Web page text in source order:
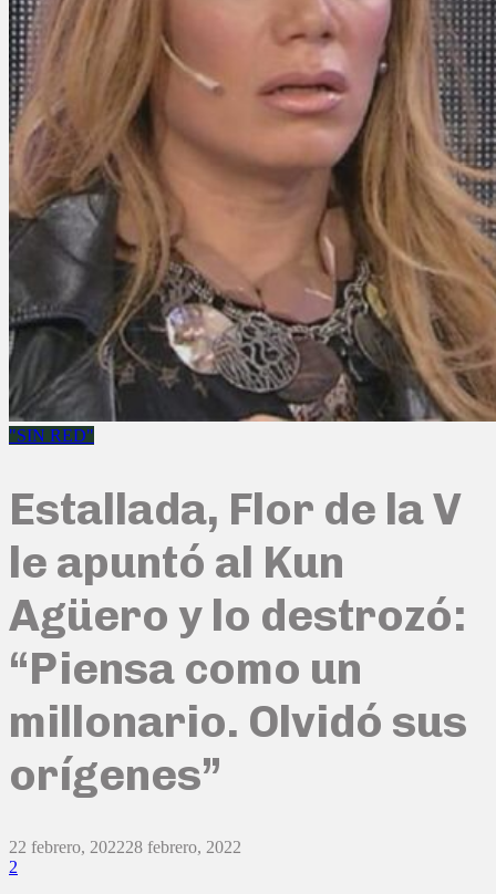
"SIN RED"
Estallada, Flor de la V
le apuntó al Kun
Agüero y lo destrozó:
“Piensa como un
millonario. Olvidó sus
orígenes”
22 febrero, 202228 febrero, 2022
2